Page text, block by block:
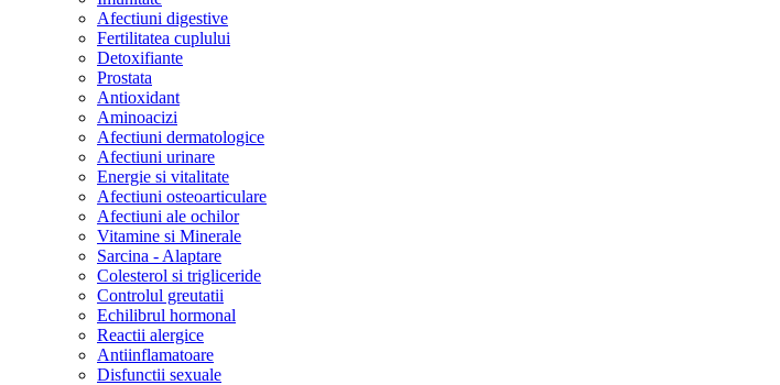
Afectiuni digestive
Fertilitatea cuplului
Detoxifiante
Prostata
Antioxidant
Aminoacizi
Afectiuni dermatologice
Afectiuni urinare
Energie si vitalitate
Afectiuni osteoarticulare
Afectiuni ale ochilor
Vitamine si Minerale
Sarcina - Alaptare
Colesterol si trigliceride
Controlul greutatii
Echilibrul hormonal
Reactii alergice
Antiinflamatoare
Disfunctii sexuale